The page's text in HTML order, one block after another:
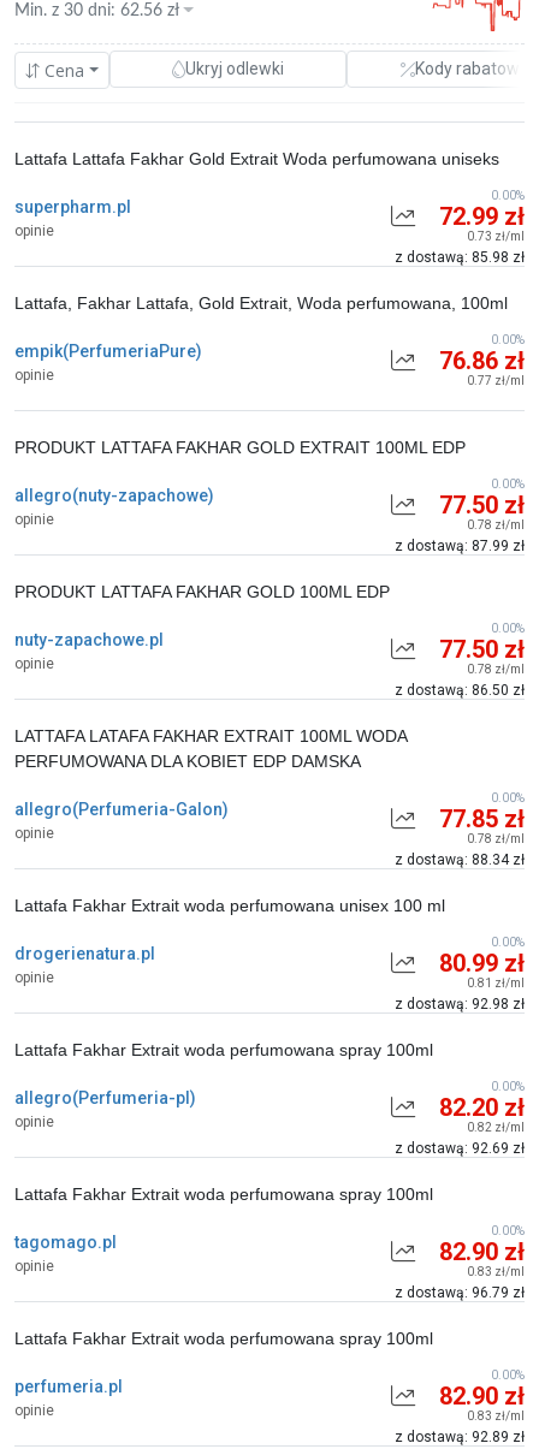
Cena Ukryj odlewki Kody rabatowe
Min. z 30 dni: 62.56 zł
superpharm.pl
opinie
Lattafa Lattafa Fakhar Gold Extrait Woda perfumowana uniseks
72.99 zł
0.73 zł/ml
z dostawą: 85.98 zł
0.00%
empik(PerfumeriaPure)
opinie
Lattafa, Fakhar Lattafa, Gold Extrait, Woda perfumowana, 100ml
76.86 zł
0.77 zł/ml
0.00%
allegro(nuty-zapachowe)
opinie
PRODUKT LATTAFA FAKHAR GOLD EXTRAIT 100ML EDP
77.50 zł
0.78 zł/ml
z dostawą: 87.99 zł
0.00%
nuty-zapachowe.pl
opinie
PRODUKT LATTAFA FAKHAR GOLD 100ML EDP
77.50 zł
0.78 zł/ml
z dostawą: 86.50 zł
0.00%
allegro(Perfumeria-Galon)
opinie
LATTAFA LATAFA FAKHAR EXTRAIT 100ML WODA
PERFUMOWANA DLA KOBIET EDP DAMSKA
77.85 zł
0.78 zł/ml
z dostawą: 88.34 zł
0.00%
drogerienatura.pl
opinie
Lattafa Fakhar Extrait woda perfumowana unisex 100 ml
80.99 zł
0.81 zł/ml
z dostawą: 92.98 zł
0.00%
allegro(Perfumeria-pl)
opinie
Lattafa Fakhar Extrait woda perfumowana spray 100ml
82.20 zł
0.82 zł/ml
z dostawą: 92.69 zł
0.00%
tagomago.pl
opinie
Lattafa Fakhar Extrait woda perfumowana spray 100ml
82.90 zł
0.83 zł/ml
z dostawą: 96.79 zł
0.00%
perfumeria.pl
opinie
Lattafa Fakhar Extrait woda perfumowana spray 100ml
82.90 zł
0.83 zł/ml
z dostawą: 92.89 zł
0.00%